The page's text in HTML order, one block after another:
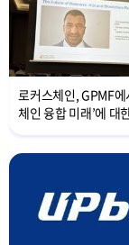
로커스체인, GPMF에
체인 융합 미래’에 대